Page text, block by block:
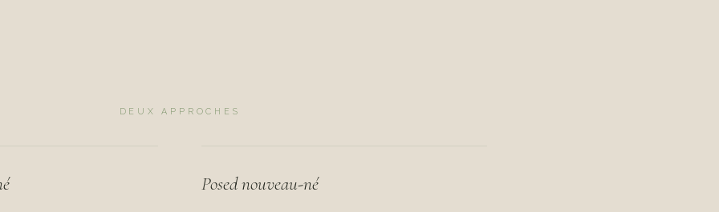
DEUX APPROCHES
Posed nouveau-né